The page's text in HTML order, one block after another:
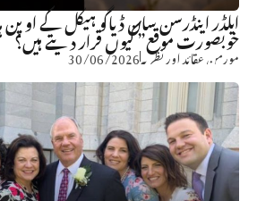
ایلڈر اینڈرسن سان ڈیاگو ہیکل کے
خوبصورت موقع” کیوں قرار دیتے ہیں؟
مورمن عقائد اور نظریہ30/06/2026